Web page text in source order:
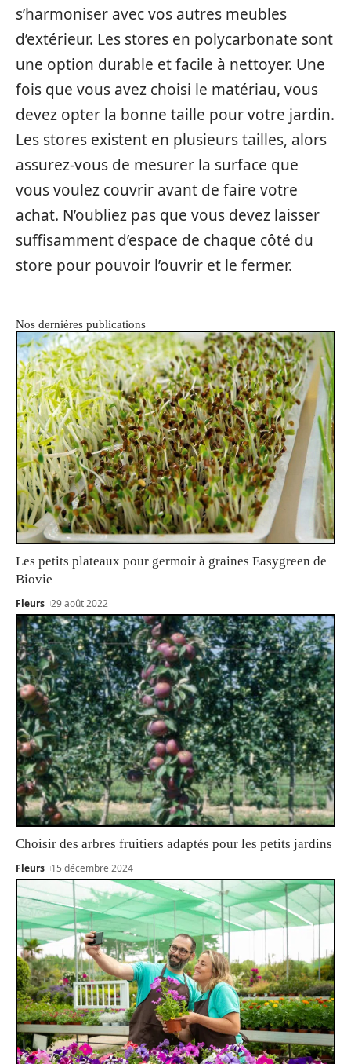
s’harmoniser avec vos autres meubles
d’extérieur. Les stores en polycarbonate sont
une option durable et facile à nettoyer. Une
fois que vous avez choisi le matériau, vous
devez opter la bonne taille pour votre jardin.
Les stores existent en plusieurs tailles, alors
assurez-vous de mesurer la surface que
vous voulez couvrir avant de faire votre
achat. N’oubliez pas que vous devez laisser
suffisamment d’espace de chaque côté du
store pour pouvoir l’ouvrir et le fermer.
Nos dernières publications
Les petits plateaux pour germoir à graines Easygreen de
Biovie
Fleurs 29 août 2022
Choisir des arbres fruitiers adaptés pour les petits jardins
Fleurs 15 décembre 2024